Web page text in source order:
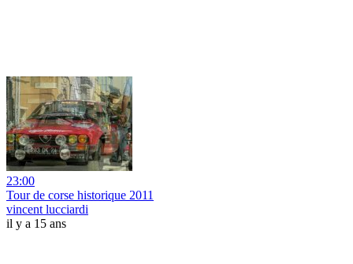
23:00
Tour de corse historique 2011
vincent lucciardi
il y a 15 ans